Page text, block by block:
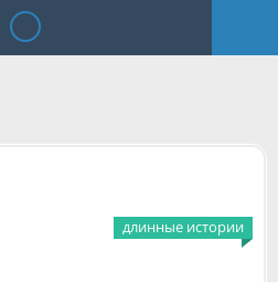
длинные истории